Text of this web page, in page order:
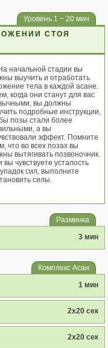
Уровень 1 ~ 20 мин
СТОЯ
начальной стадии вы
выучить и отработать
тела в каждой асане.
когда они станут для вас
вы должны
подробные инструкции,
позы стали более
а вы
эффект. Помните
что во всех позах вы
вытягивать позвоночник.
вы чувствуете усталость
сил, выполните
силы.
Разминка
3 мин
Комплекс Асан
1 мин
2x20 сек
2x20 сек